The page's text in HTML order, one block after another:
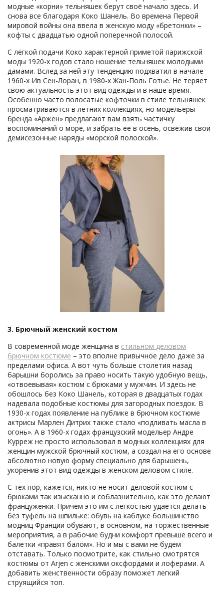
модные «корни» тельняшек берут своё начало здесь. И
снова все благодаря Коко Шанель. Во времена Первой
мировой войны она ввела в женскую моду «бретонки» –
кофты с двадцатью одной поперечной полосой.
С лёгкой подачи Коко характерной приметой парижской
моды 1920-х годов стало ношение тельняшек молодыми
дамами. Вслед за ней эту тенденцию подхватил в начале
1960-х Ив Сен-Лоран, в 1980-х Жан-Поль Готье. Не теряет
свою актуальность этот вид одежды и в наше время.
Особенно часто полосатые кофточки в стиле тельняшек
просматриваются в летних коллекциях, но модельеры
бренда «Аржен» предлагают вам взять частичку
воспоминаний о море, и забрать ее в осень, освежив свои
демисезонные наряды «морской полоской».
3. Брючный женский костюм
В современной моде женщина в стильном деловом
брючном костюме – это вполне привычное дело даже за
пределами офиса. А вот чуть больше столетия назад
барышни боролись за право носить такую удобную вещь,
«отвоевывая» костюм с брюками у мужчин. И здесь не
обошлось без Коко Шанель, которая в двадцатых годах
надевала подобные костюмы для загородных поездок. В
1930-х годах появление на публике в брючном костюме
актрисы Марлен Дитрих также стало «подливать масла в
огонь». А в 1960-х годах французский модельер Андре
Курреж не просто использовал в модных коллекциях для
женщин мужской брючный костюм, а создал на его основе
абсолютно новую форму специально для барышень,
укоренив этот вид одежды в женском деловом стиле.
С тех пор, кажется, никто не носит деловой костюм с
брюками так изысканно и соблазнительно, как это делают
француженки. Причем это им с легкостью удается делать
без туфель на шпильке: обувь на каблуке большинство
модниц Франции обувают, в основном, на торжественные
мероприятия, а в рабочие будни комфорт превыше всего и
балетки «правят балом». Но и мы с вами не будем
отставать. Только посмотрите, как стильно смотрятся
костюмы от Arjen с женскими оксфордами и лоферами. А
добавить женственности образу поможет легкий
струящийся топ.